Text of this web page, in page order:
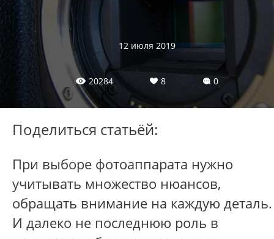
12 июля 2019
20284 8 0
Поделиться статьёй:
При выборе фотоаппарата нужно
учитывать множество нюансов,
обращать внимание на каждую деталь.
И далеко не последнюю роль в